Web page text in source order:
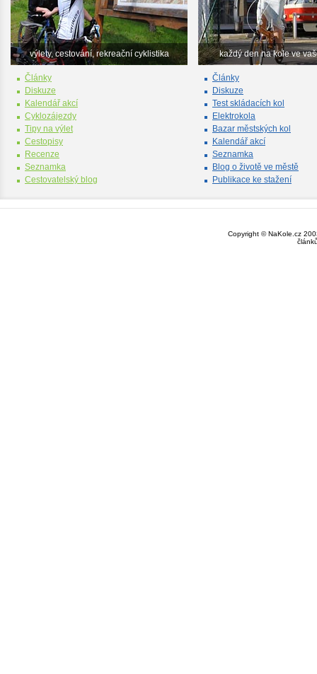
výlety, cestování, rekreační cyklistika
Články
Diskuze
Kalendář akcí
Cyklozájezdy
Tipy na výlet
Cestopisy
Recenze
Seznamka
Cestovatelský blog
každý den na kole ve
Články
Diskuze
Test skládacích kol
Elektrokola
Bazar městských kol
Kalendář akcí
Seznamka
Blog o životě ve městě
Publikace ke stažení
Copyright © NaKole.cz